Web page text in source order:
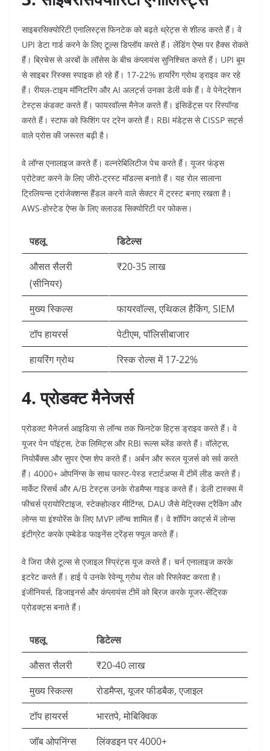
साइबरसिक्योरिटी एनालिस्ट्स फिनटेक को बढ़ते थ्रेट्स से शील्ड करते हैं। वे
UPI डेटा गार्ड करने के लिए टूल्स डिप्लॉय करते हैं। लेंडिंग ऐप्स पर हैक्स रोकते
हैं। ब्रिचेस से अरबों के लॉसेस के बीच कंप्लायंस सुनिश्चित करते हैं। UPI बूम
से साइबर रिस्क्स स्पाइक हो रहे हैं। 17-22% हायरिंग ग्रोथ ड्राइव कर रहे
हैं।​ रीयल-टाइम मॉनिटरिंग और AI अलर्ट्स उनका डेली वर्क हैं। वे पेनेट्रेशन
टेस्ट्स कंडक्ट करते हैं। फायरवॉल्स मैनेज करते हैं। इंसिडेंट्स पर रिस्पॉन्ड
करते हैं। स्टाफ को फिशिंग पर ट्रेन करते हैं। RBI मंडेट्स से CISSP सर्ट्स
वाले प्रोस की जरूरत बढ़ी है।​
वे लॉग्स एनालाइज करते हैं। वल्नरेबिलिटीज पेच करते हैं। यूजर फंड्स
प्रोटेक्ट करने के लिए जीरो-ट्रस्ट मॉडल्स बनाते हैं। यह रोल सालाना
ट्रिलियन्स ट्रांजेक्शन्स हैंडल करने वाले सेक्टर में ट्रस्ट बनाए रखता है।
AWS-होस्टेड ऐप्स के लिए क्लाउड सिक्योरिटी पर फोकस।​
पहलू
डिटेल्स
औसत सैलरी
(सीनियर)
₹20-35 लाख ​
मुख्य स्किल्स
फायरवॉल्स, एथिकल हैकिंग, SIEM ​
टॉप हायरर्स
पेटीएम, पॉलिसीबाजार ​
हायरिंग ग्रोथ
रिस्क रोल्स में 17-22% ​
4. प्रोडक्ट मैनेजर्स
प्रोडक्ट मैनेजर्स आइडिया से लॉन्च तक फिनटेक हिट्स ड्राइव करते हैं। वे
यूजर पेन पॉइंट्स, टेक लिमिट्स और RBI रूल्स ब्लेंड करते हैं। वॉलेट्स,
नियोबैंक्स और सुपर ऐप्स शेप करते हैं। अर्बन और रूरल यूजर्स को सर्व करते
हैं। 4000+ ओपनिंग्स के साथ फास्ट-पेस्ड स्टार्टअप्स में टीमें लीड करते हैं।​
मार्केट रिसर्च और A/B टेस्ट्स उनके रोडमैप्स गाइड करते हैं। डेली टास्क्स में
फीचर्स प्रायोरिटाइज, स्टेकहोल्डर मीटिंग्स, DAU जैसे मेट्रिक्स ट्रैकिंग और
लोन्स या इंश्योरेंस के लिए MVP लॉन्च शामिल हैं। वे शॉपिंग कार्ट्स में लोन्स
इंटीग्रेट करके एम्बेडेड फाइनेंस ट्रेंड्स फ्यूल करते हैं।​
वे जिरा जैसे टूल्स से एजाइल स्प्रिंट्स यूज करते हैं। चर्न एनालाइज करके
इटरेट करते हैं। हाई पे उनके रेवेन्यू ग्रोथ रोल को रिफ्लेक्ट करता है।
इंजीनियर्स, डिजाइनर्स और कंप्लायंस टीमें को ब्रिज करके यूजर-सेंट्रिक
प्रोडक्ट्स बनाते हैं।​
पहलू
डिटेल्स
औसत सैलरी
₹20-40 लाख ​
मुख्य स्किल्स
रोडमैप्स, यूजर फीडबैक, एजाइल ​
टॉप हायरर्स
भारतपे, मोबिक्विक ​
जॉब ओपनिंग्स
लिंक्डइन पर 4000+ ​